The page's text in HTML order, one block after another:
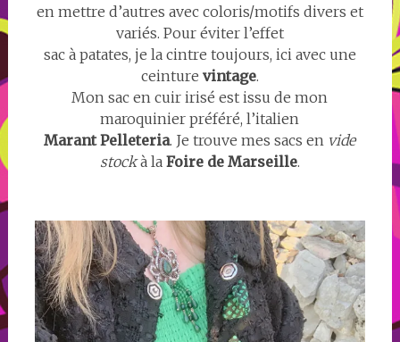
en mettre d’autres avec coloris/motifs divers et
variés. Pour éviter l’effet
sac à patates, je la cintre toujours, ici avec une
ceinture vintage.
Mon sac en cuir irisé est issu de mon
maroquinier préféré, l’italien
Marant Pelleteria. Je trouve mes sacs en vide
stockà laFoire de Marseille.